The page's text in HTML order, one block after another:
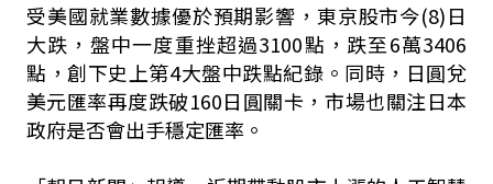
受美國就業數據優於預期影響，東京股市今(8)日
大跌，盤中一度重挫超過3100點，跌至6萬3406
點，創下史上第4大盤中跌點紀錄。同時，日圓兌
美元匯率再度跌破160日圓關卡，市場也關注日本
政府是否會出手穩定匯率。